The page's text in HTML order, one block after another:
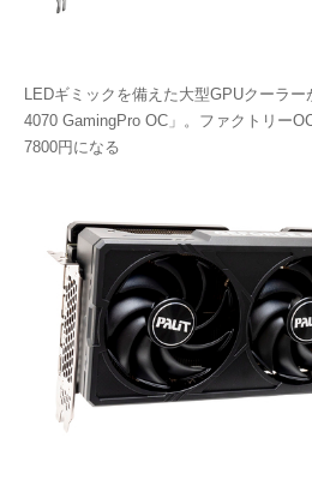
LEDギミックを備えた大型GPUクーラ
4070 GamingPro OC」。ファクトリー
7800円になる